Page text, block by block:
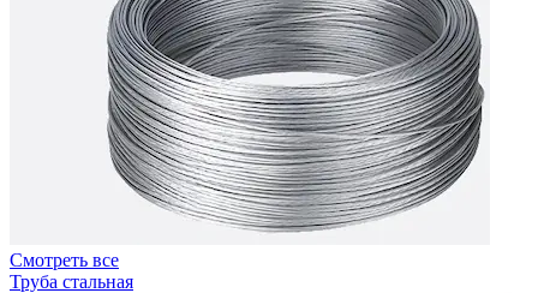
Смотреть все
Труба стальная